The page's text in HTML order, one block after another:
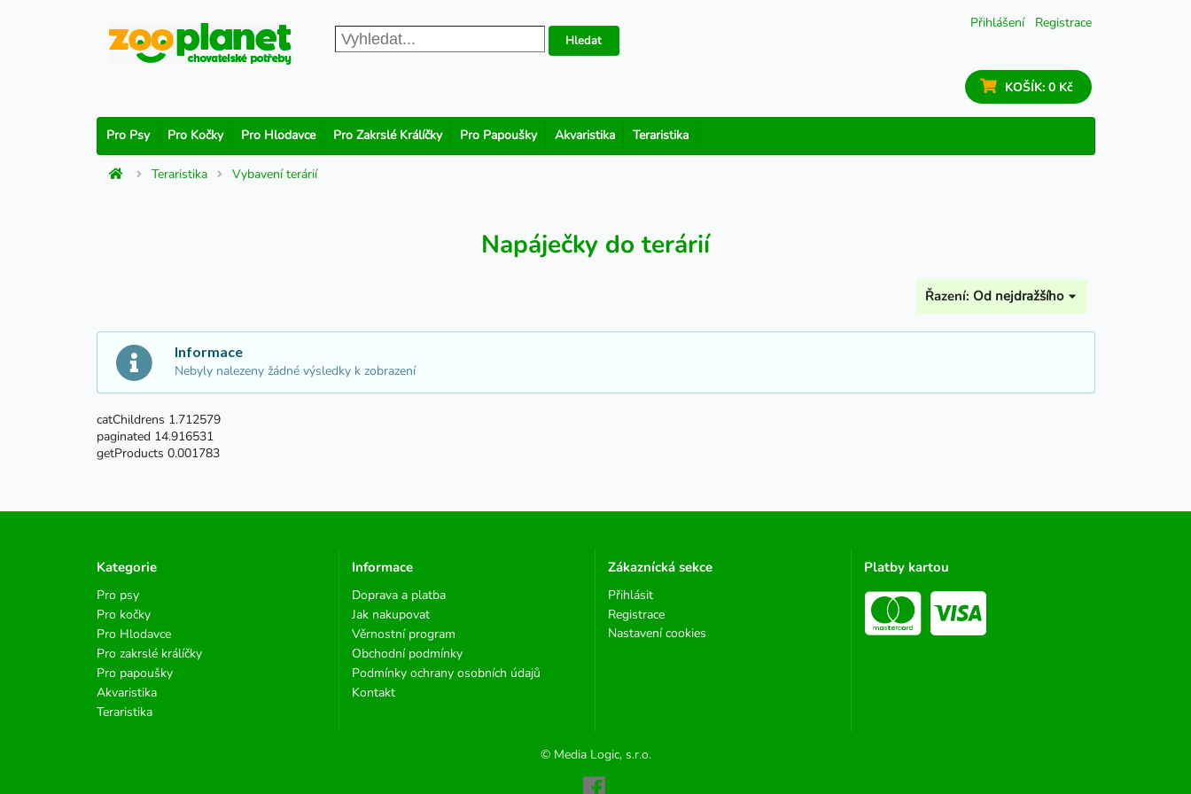
Přihlášení Registrace
Hledat
KOŠÍK: 0 Kč
Pro Psy Pro Kočky Pro Hlodavce Pro Zakrslé Králíčky Pro Papoušky Akvaristika Teraristika
Teraristika Vybavení terárií
Napáječky do terárií
Řazení: Od nejdražšího
Informace
Nebyly nalezeny žádné výsledky k zobrazení
catChildrens 1.712579
paginated 14.916531
getProducts 0.001783
Kategorie
Pro psy
Pro kočky
Pro Hlodavce
Pro zakrslé králíčky
Pro papoušky
Akvaristika
Teraristika
Informace
Doprava a platba
Jak nakupovat
Věrnostní program
Obchodní podmínky
Podmínky ochrany osobních údajů
Kontakt
Zákaznícká sekce
Přihlásit
Registrace
Nastavení cookies
Platby kartou
© Media Logic, s.r.o.